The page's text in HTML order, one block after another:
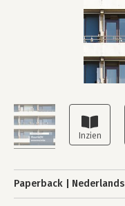
Paperback Nederlands